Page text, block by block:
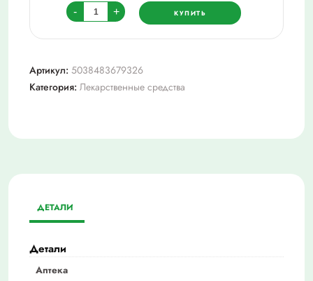
-
Количество
товара
Фулл
р-
р
+ КУПИТЬ
Артикул: 5038483679326
Категория: Лекарственные средства
ДЕТАЛИ
Детали
Аптека